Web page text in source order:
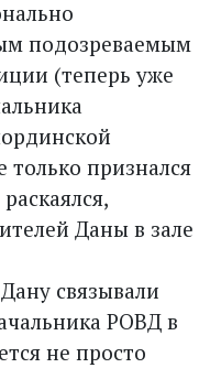
подозреваемым
(теперь уже
только признался
Даны в зале
связывали
РОВД в
не просто